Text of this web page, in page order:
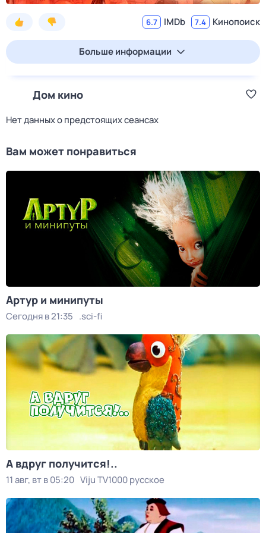
6.7 IMDb 7.4 Кинопоиск
Больше информации
Дом кино
Нет данных о предстоящих сеансах
Вам может понравиться
Артур и минипуты
Сегодня в 21:35 .sci-fi
А вдруг получится!..
11 авг, вт в 05:20 Viju TV1000 русское